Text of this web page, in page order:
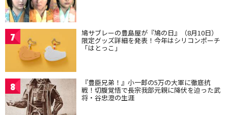
7 鳩サブレーの豊島屋が『鳩の日』（8月10日）
限定グッズ詳細を発表！今年はシリコンポーチ
「はとっこ」
8 『豊臣兄弟！』小一郎の5万の大軍に徹底抗
戦！切腹覚悟で長宗我部元親に降伏を迫った武
将・谷忠澄の生涯